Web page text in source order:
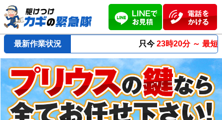
最新作業状況 最短23分で到着！